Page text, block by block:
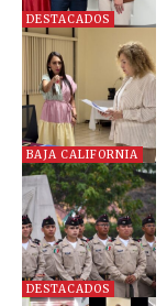
DESTACADOS
BAJA CALIFORNIA
DESTACADOS